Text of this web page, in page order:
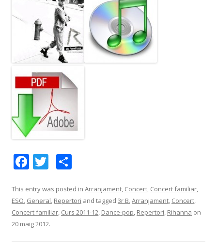
F
e
b
o
T
itt
er
m
p
This entry was posted in Arranjament, Concert, Concert familiar,
ESO, General, Repertori and tagged 3r B,Arranjament, Concert,
Concert familiar, Curs 2011-12, Dance-pop, Repertori, Rihanna on
20 maig 2012.